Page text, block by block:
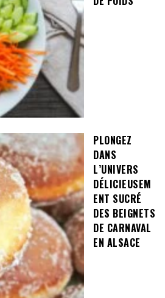
PLONGEZ
DANS
L’UNIVERS
DÉLICIEUSEM
ENT SUCRÉ
DES BEIGNETS
DE CARNAVAL
EN ALSACE